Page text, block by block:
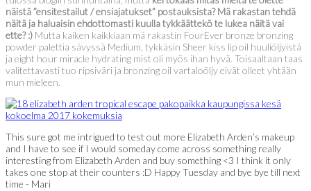
näistä ”ensitestailut / ensiajatukset” postauksista? Mä rakastan tehdä
näitä ja haluaisin ehdottomasti kuulla tykkäättekö te lukea näitä vai
ette? :) Mutta kaiken kaikkiaan mä rakastin FourEver bronze bronzing
powder palettia sävyssä Medium, tykkäsin Sheer kiss lip oil huuliöljyistä
ja eight hour miracle hydrating mist oli myös ihan hyvä. Toisaaltaan taas
valitettavasti tuo ripsiväri ja bronzing oil vartaloöljy eivät olleet yhtään
mun mieleen.
This sure got me intrigued to test out more Elizabeth Arden’s makeup
and I have to see if I would someday come across something really
interesting from Elizabeth Arden and buy something <3 I think it only
takes one stop at their counters :D Happy Tuesday and bye bye till next
time - Mari